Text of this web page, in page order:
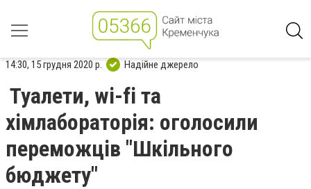
14:30, 15 грудня 2020 р. Надійне джерело
Туалети, wi-fі та
хімлабораторія: оголосили
переможців "Шкільного
бюджету"